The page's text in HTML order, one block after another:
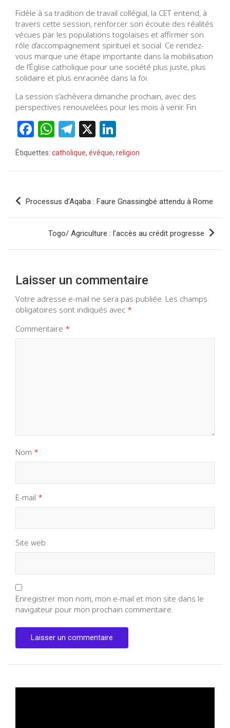
Fidèle à sa tradition de travail collégial, la CET entend, à
travers cette session, renforcer son écoute des réalités
vécues par les populations togolaises et affirmer son
rôle d’accompagnement spirituel et social. Ce rendez-
vous marque une étape importante dans la mobilisation
de l’Église catholique pour une société plus juste, plus
solidaire et plus enracinée dans la foi.
La session s’achèvera dimanche prochain, avec des
perspectives renouvelées pour les mois à venir. Fin
F
a
ce
o
W
h
at
A
p
T
e
a
m
X
n
ke
n
Étiquettes: catholique, évêque, religion
Navigation
Processus d’Aqaba : Faure Gnassingbé attendu à Rome
Togo/ Agriculture : l’accès au crédit progresse
Laisser un commentaire
Votre adresse e-mail ne sera pas publiée. Les champs
obligatoires sont indiqués avec *
Commentaire *
Nom *
E-mail *
Site web
Enregistrer mon nom, mon e-mail et mon site dans le
navigateur pour mon prochain commentaire.